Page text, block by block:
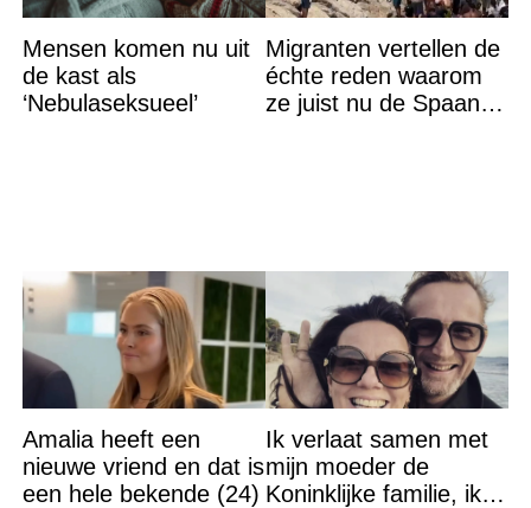
Mensen komen nu uit
de kast als
‘Nebulaseksueel’
Migranten vertellen de
échte reden waarom
ze juist nu de Spaanse
Amalia heeft een
nieuwe vriend en dat is
een hele bekende (24)
Ik verlaat samen met
mijn moeder de
Koninklijke familie, ik